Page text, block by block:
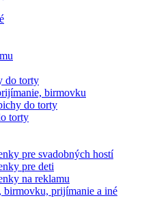
do torty
birmovku
do torty
torty
pre svadobných hostí
pre deti
na reklamu
birmovku, prijímanie a iné